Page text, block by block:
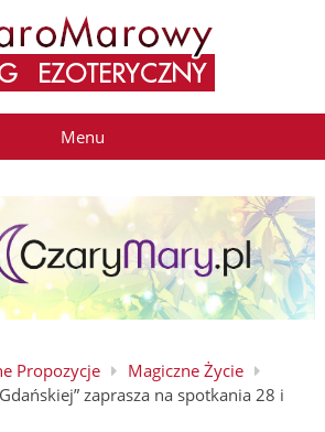
Menu
Propozycje
Magiczne Życie
zaprasza na spotkania 28 i